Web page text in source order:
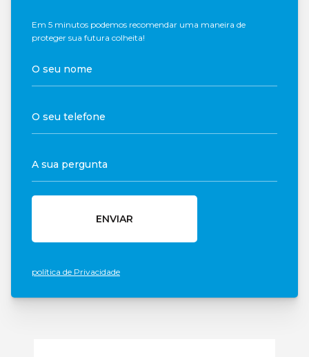
Em 5 minutos podemos recomendar uma maneira de
proteger sua futura colheita!
ENVIAR
política de Privacidade